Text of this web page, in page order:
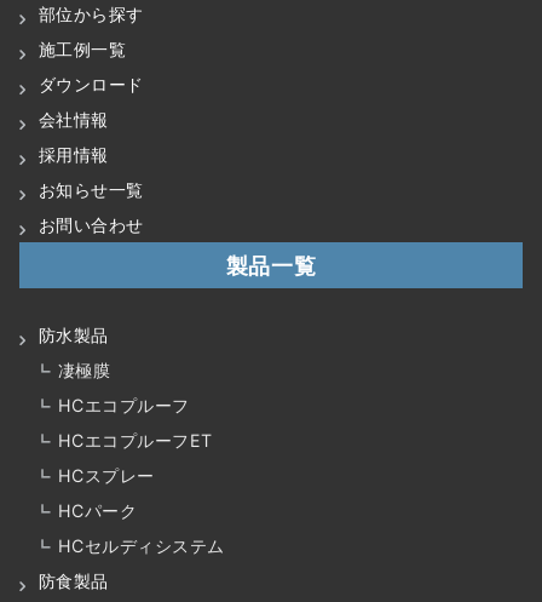
部位から探す
施工例一覧
ダウンロード
会社情報
採用情報
お知らせ一覧
お問い合わせ
製品一覧
防水製品
凄極膜
HCエコプルーフ
HCエコプルーフET
HCスプレー
HCパーク
HCセルディシステム
防食製品